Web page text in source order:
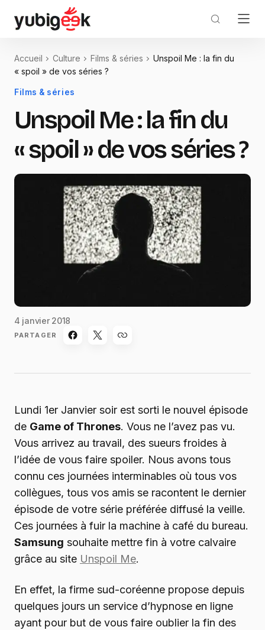
Accueil Culture Films & séries
Unspoil Me : la fin du
« spoil » de vos séries ?
Films & séries
Unspoil Me : la fin du
« spoil » de vos séries ?
4 janvier 2018
PARTAGER
Lundi 1er Janvier soir est sorti le nouvel épisode
de Game of Thrones. Vous ne l’avez pas vu.
Vous arrivez au travail, des sueurs froides à
l’idée de vous faire spoiler. Nous avons tous
connu ces journées interminables où tous vos
collègues, tous vos amis se racontent le dernier
épisode de votre série préférée diffusé la veille.
Ces journées à fuir la machine à café du bureau.
Samsung souhaite mettre fin à votre calvaire
grâce au site Unspoil Me.
En effet, la firme sud-coréenne propose depuis
quelques jours un service d’hypnose en ligne
ayant pour but de vous faire oublier la fin des